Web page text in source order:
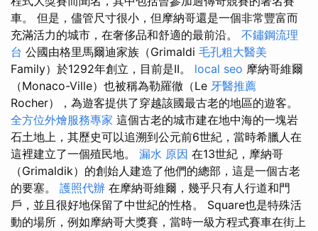
車。 但是，儘管尺寸很小，但摩納哥還是一個非常豐富而
充滿活力的城市，在奢侈品和舒適的最前沿。 不鏽鋼流理
台 公國由格里馬爾迪家族（Grimaldi 毛孔粗大醫美
Family）於1292年創立，目前是II。 local seo 摩納哥維爾
（Monaco-Ville）也被稱為勒羅徹（Le 牙醫推薦
Rocher），為遊客提供了穿越該國最古老的地區的遊客。
全方位外燴服務專家 這個古老的城市建在地中海的一塊岩
石土地上，其歷史可以追溯到公元前6世紀，當時希臘人在
這裡建立了一個殖民地。 漏水 原因 在13世紀，摩納哥
（Grimaldik）的創始人建造了他們的總部，這是一個古老
的要塞。 護照代辦 在摩納哥維爾，幾乎只有人行道和門
戶，並且很好地保留了中世紀的性格。 Square也是特殊活
動的場所，例如摩納哥大獎賽，當時一級方程式賽車在街上